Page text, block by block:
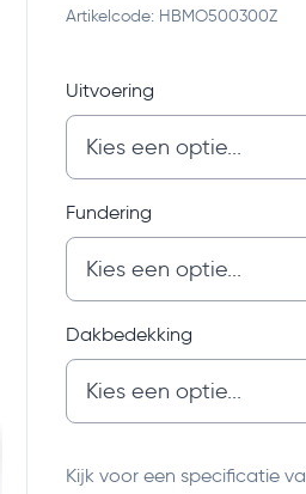
Artikelcode: HBMO500300Z
Uitvoering
Fundering
Dakbedekking
Kijk voor een specificatie